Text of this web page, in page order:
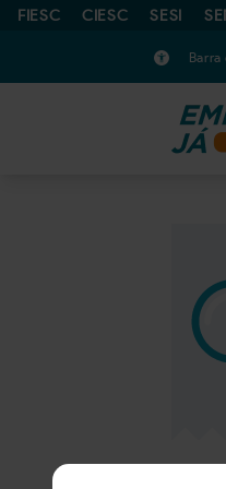
FIESC CIESC SESI